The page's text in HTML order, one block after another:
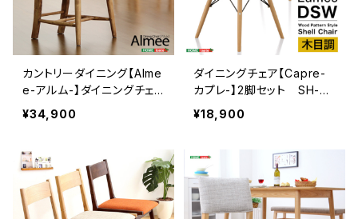
カントリーダイニング【Alme
e-アルム-】ダイニングチェ
ア2脚セット SH-01ALM-
¥34,900
ダイニングチェア【Capre-
カプレ-】2脚セット SH-01
CAP-CH
¥18,900